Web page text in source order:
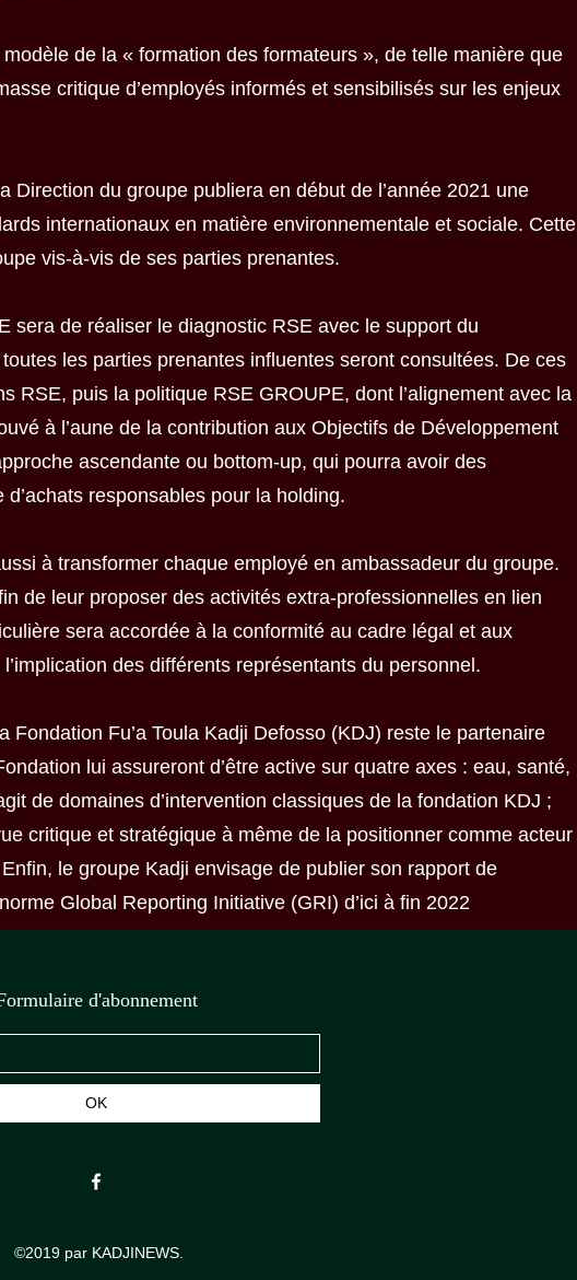
de la « formation des formateurs », de telle manière que
critique d’employés informés et sensibilisés sur les enjeux
Direction du groupe publiera en début de l’année 2021 une
internationaux en matière environnementale et sociale. Cette
vis-à-vis de ses parties prenantes.
sera de réaliser le diagnostic RSE avec le support du
les parties prenantes influentes seront consultées. De ces
RSE, puis la politique RSE GROUPE, dont l’alignement avec la
à l’aune de la contribution aux Objectifs de Développement
ascendante ou bottom-up, qui pourra avoir des
responsables pour la holding.
à transformer chaque employé en ambassadeur du groupe.
de leur proposer des activités extra-professionnelles en lien
sera accordée à la conformité au cadre légal et aux
des différents représentants du personnel.
Fondation Fu’a Toula Kadji Defosso (KDJ) reste le partenaire
lui assureront d’être active sur quatre axes : eau, santé,
de domaines d’intervention classiques de la fondation KDJ ;
critique et stratégique à même de la positionner comme acteur
le groupe Kadji envisage de publier son rapport de
Global Reporting Initiative (GRI) d’ici à fin 2022
d'abonnement
OK
©2019 par KADJINEWS.